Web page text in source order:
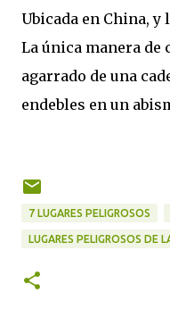
Ubicada en China, y
La única manera de
agarrado de una
endebles en un
7 LUGARES PELIGROSOS
LUGARES PELIGROSOS DE